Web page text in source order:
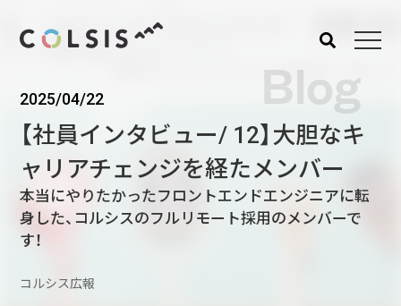
About us
コルシスについて
Service
サービス
ウェブサイト･システム構
築
Blog
2025/04/22
【社員インタビュー/ 12】大胆なキ
ャリアチェンジを経たメンバー
本当にやりたかったフロントエンドエンジニアに転
身した、コルシスのフルリモート採用のメンバーで
す！
コルシス広報